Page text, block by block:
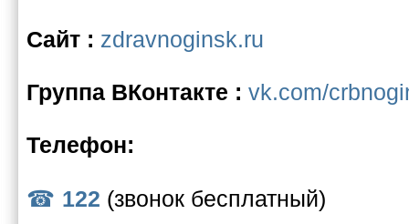
Сайт : zdravnoginsk.ru
Группа ВКонтакте : vk.com/
Телефон:
122 (звонок бесплатный)